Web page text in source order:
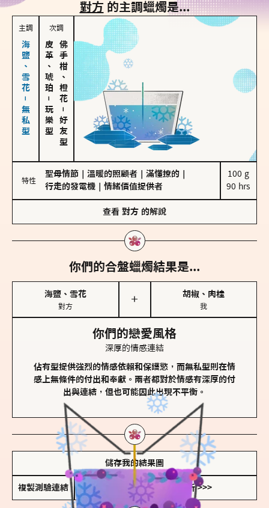
對方 的主調蠟燭是...
主調
海鹽、雪花－無私型
次調
皮革、琥珀
－
玩樂型
佛手柑、橙花
－
好友型
特性
聖母情節 溫暖的照顧者 滿懂撩的
行走的發電機
情緒價值提供者
100 g
90 hrs
查看 對方 的解說
你們的合盤蠟燭結果是...
海鹽、雪花
對方
＋
胡椒、肉桂
我
你們的戀愛風格
深厚的情感連結
佔有型提供強烈的情感依賴和保護慾，而無私型則在情
感上無條件的付出和奉獻。兩者都對於情感有深厚的付
出與連結，但也可能因此出現不平衡。
儲存我的結果圖
複製測驗連結 查看香氛類型全解析 >>>